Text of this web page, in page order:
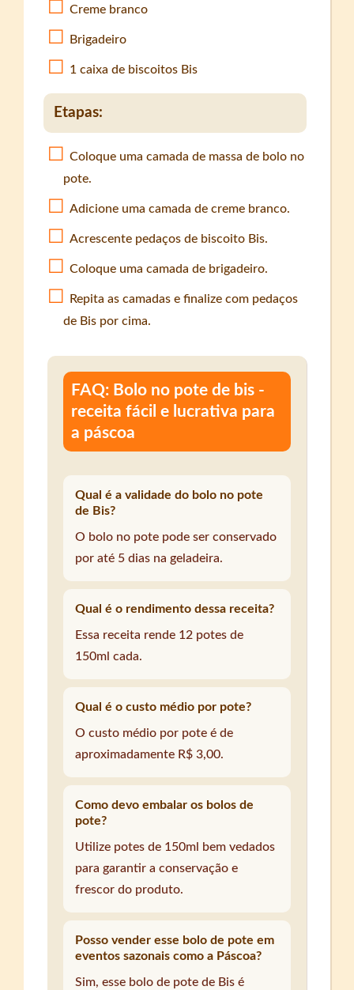
Creme branco
Brigadeiro
1 caixa de biscoitos Bis
Etapas:
Coloque uma camada de massa de bolo no
pote.
Adicione uma camada de creme branco.
Acrescente pedaços de biscoito Bis.
Coloque uma camada de brigadeiro.
Repita as camadas e finalize com pedaços
de Bis por cima.
FAQ: Bolo no pote de bis -
receita fácil e lucrativa para
a páscoa
Qual é a validade do bolo no pote
de Bis?
O bolo no pote pode ser conservado
por até 5 dias na geladeira.
Qual é o rendimento dessa receita?
Essa receita rende 12 potes de
150ml cada.
Qual é o custo médio por pote?
O custo médio por pote é de
aproximadamente R$ 3,00.
Como devo embalar os bolos de
pote?
Utilize potes de 150ml bem vedados
para garantir a conservação e
frescor do produto.
Posso vender esse bolo de pote em
eventos sazonais como a Páscoa?
Sim, esse bolo de pote de Bis é